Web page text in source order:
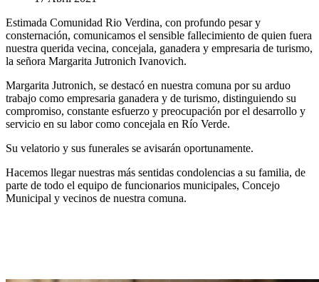
Estimada Comunidad Rio Verdina, con profundo pesar y
consternación, comunicamos el sensible fallecimiento de quien fuera
nuestra querida vecina, concejala, ganadera y empresaria de turismo,
la señora Margarita Jutronich Ivanovich.
Margarita Jutronich, se destacó en nuestra comuna por su arduo
trabajo como empresaria ganadera y de turismo, distinguiendo su
compromiso, constante esfuerzo y preocupación por el desarrollo y
servicio en su labor como concejala en Río Verde.
Su velatorio y sus funerales se avisarán oportunamente.
Hacemos llegar nuestras más sentidas condolencias a su familia, de
parte de todo el equipo de funcionarios municipales, Concejo
Municipal y vecinos de nuestra comuna.